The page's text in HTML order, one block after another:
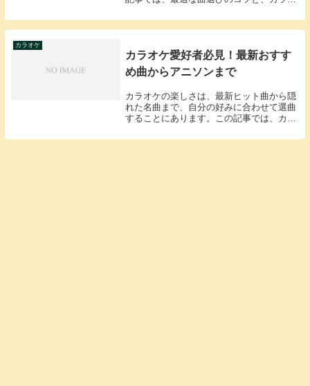
しむ方法を紹介します。カラオケ スナック
で人気の曲ジャンルカラオケ スナックで
カラオケ
カラオケ愛好者必見！最新おすす
め曲からアニソンまで
カラオケの楽しさは、最新ヒット曲から隠
れた名曲まで、自分の好みに合わせて選曲
することにあります。この記事では、カラ
カロ曲まで、幅広いジャンルをカバーし、